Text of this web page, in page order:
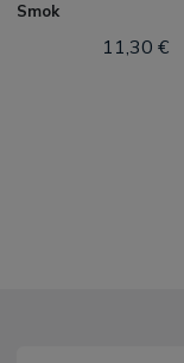
Smok
11,30 €